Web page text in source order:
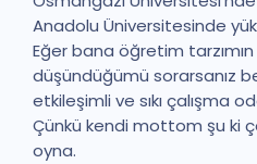
Anadolu Üniversitesinde
Eğer bana öğretim
düşündüğümü sorarsanız
etkileşimli ve sıkı çalışma
Çünkü kendi mottom şu ki
oyna.